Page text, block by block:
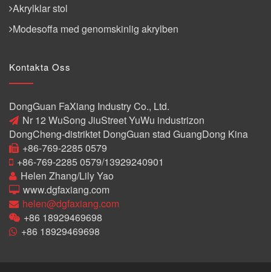
Akrylklar stol
Modesoffa med genomskinlig akrylben
Kontakta Oss
DongGuan FaXiang Industry Co., Ltd.
Nr 12 WuSong JiuStreet YuWu industrizon
DongCheng-distriktet DongGuan stad GuangDong Kina
+86-769-2285 0579
+86-769-2285 0579/13929240901
Helen Zhang/Lily Yao
www.dgfaxiang.com
helen@dgfaxiang.com
+86 18929469698
+86 18929469698